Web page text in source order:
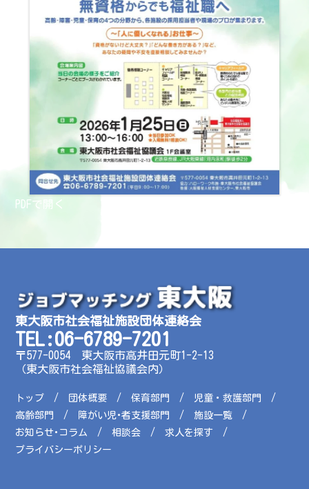
PDFで開く
東大阪市社会福祉施設団体連絡会
TEL:06-6789-7201
〒577-0054 東大阪市高井田元町1-2-13
（東大阪市社会福祉協議会内）
トップ 団体概要 保育部門
児童・救護部門
高齢部門
障がい児･者支援部門
施設一覧
お知らせ･コラム
相談会
求人を探す
プライバシーポリシー